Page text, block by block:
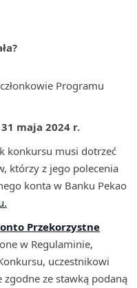
Programu
maja 2024 r.
konkursu musi dotrzeć
którzy z jego polecenia
konta w Banku Pekao
.
Przekorzystne
w Regulaminie,
uczestnikowi
ze stawką podaną